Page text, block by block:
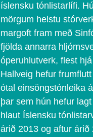
íslensku tónlistarlífi.
mörgum helstu
margoft fram með
fjölda annarra
óperuhlutverk, flest
Hallveig hefur
ótal einsöngstónleika
þar sem hún hefur
hlaut Íslensku
árið 2013 og aftur árið